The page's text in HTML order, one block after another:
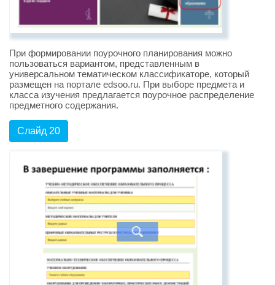
При формировании поурочного планирования можно
пользоваться вариантом, представленным в
универсальном тематическом классификаторе, который
размещен на портале edsoo.ru. При выборе предмета и
класса изучения предлагается поурочное распределение
предметного содержания.
Слайд 20